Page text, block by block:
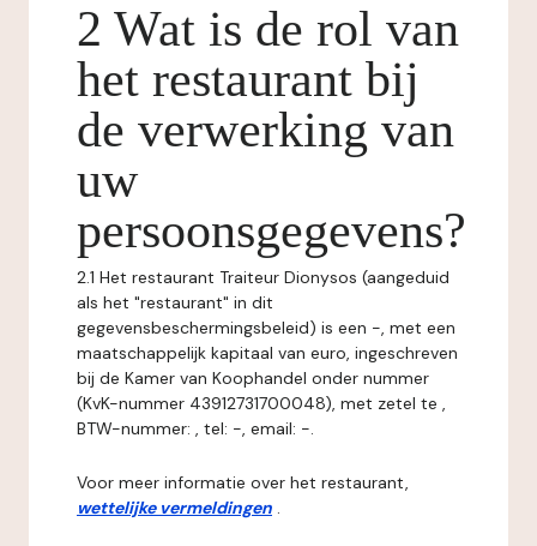
2 Wat is de rol van
het restaurant bij
de verwerking van
uw
persoonsgegevens?
2.1 Het restaurant Traiteur Dionysos (aangeduid
als het "restaurant" in dit
gegevensbeschermingsbeleid) is een -, met een
maatschappelijk kapitaal van euro, ingeschreven
bij de Kamer van Koophandel onder nummer
(KvK-nummer 43912731700048), met zetel te ,
BTW-nummer: , tel: -, email: -.
Voor meer informatie over het restaurant,
wettelijke vermeldingen .